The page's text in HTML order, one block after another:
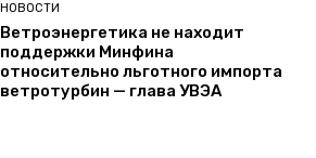
НОВОСТИ
Ветроэнергетика не находит
поддержки Минфина
относительно льготного импорта
ветротурбин — глава УВЭА